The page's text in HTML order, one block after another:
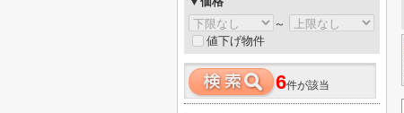
～
値下げ物件
6件が該当